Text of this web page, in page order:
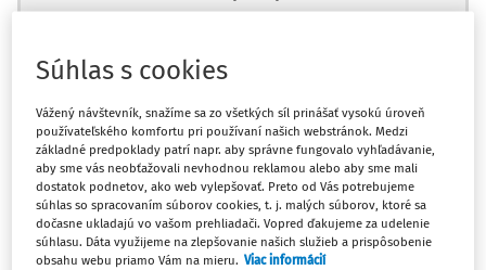
Ups, zatiaľ ste si prečítali len
začiatok...
Celý odborný obsah z tejto oblasti je
dostupný predplatiteľom portálu.
Súhlas s cookies
Vážený návštevník, snažíme sa zo všetkých síl prinášať vysokú úroveň
používateľského komfortu pri používaní našich webstránok. Medzi
základné predpoklady patrí napr. aby správne fungovalo vyhľadávanie,
aby sme vás neobťažovali nevhodnou reklamou alebo aby sme mali
dostatok podnetov, ako web vylepšovať. Preto od Vás potrebujeme
súhlas so spracovaním súborov cookies, t. j. malých súborov, ktoré sa
dočasne ukladajú vo vašom prehliadači. Vopred ďakujeme za udelenie
súhlasu. Dáta využijeme na zlepšovanie našich služieb a prispôsobenie
obsahu webu priamo Vám na mieru. Viac informácií